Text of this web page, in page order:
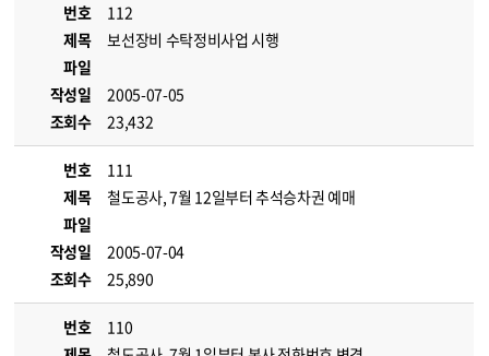
번호
112
제목
보선장비 수탁정비사업 시행
파일
작성일
2005-07-05
조회수
23,432
번호
111
제목
철도공사, 7월 12일부터 추석승차권 예매
파일
작성일
2005-07-04
조회수
25,890
번호
110